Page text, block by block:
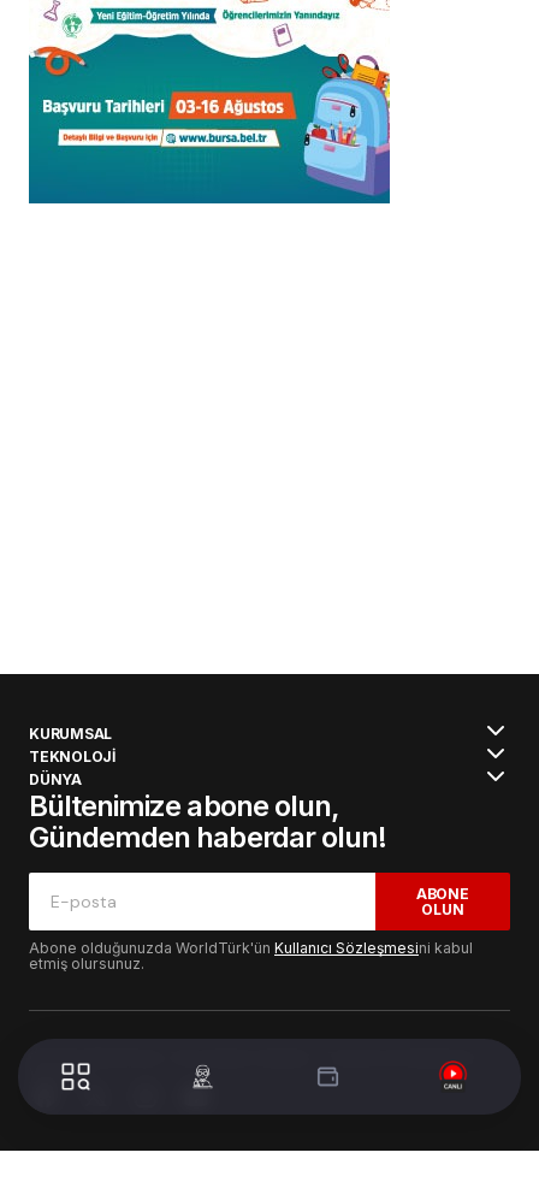
KURUMSAL
TEKNOLOJİ
DÜNYA
Bültenimize abone olun,
Gündemden haberdar olun!
ABONE
OLUN
Abone olduğunuzda WorldTürk'ün Kullanıcı Sözleşmesini kabul
etmiş olursunuz.
© 2024 WorldTurk. Tüm Hakları Saklıdır. - Tasarım & Geliştirme :
Volion's